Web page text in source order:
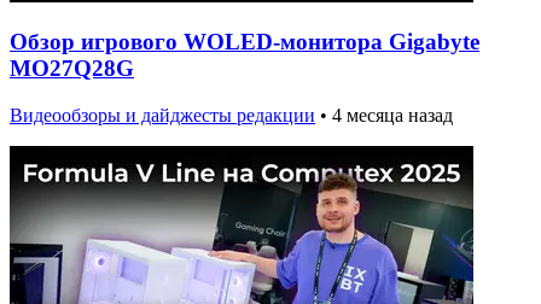
Обзор игрового WOLED-монитора Gigabyte
MO27Q28G
Видеообзоры и дайджесты редакции • 4 месяца назад